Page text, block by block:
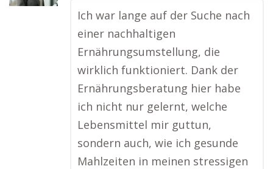
Ich war lange auf der Suche nach
einer nachhaltigen
Ernährungsumstellung, die
wirklich funktioniert. Dank der
Ernährungsberatung hier habe
ich nicht nur gelernt, welche
Lebensmittel mir guttun,
sondern auch, wie ich gesunde
Mahlzeiten in meinen stressigen